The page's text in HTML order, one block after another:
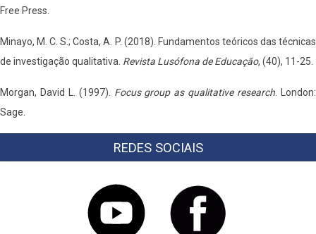
Free Press.
Minayo, M. C. S.; Costa, A. P. (2018). Fundamentos teóricos das técnicas
de investigação qualitativa. Revista Lusófona de Educação, (40), 11-25.
Morgan, David L. (1997). Focus group as qualitative research . London:
Sage.
REDES SOCIAIS